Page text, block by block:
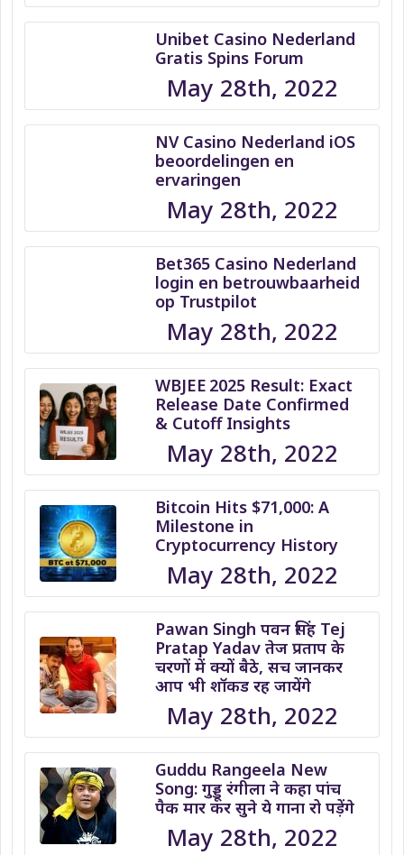
Unibet Casino Nederland
Gratis Spins Forum
May 28th, 2022
NV Casino Nederland iOS
beoordelingen en
ervaringen
May 28th, 2022
Bet365 Casino Nederland
login en betrouwbaarheid
op Trustpilot
May 28th, 2022
WBJEE 2025 Result: Exact
Release Date Confirmed
& Cutoff Insights
May 28th, 2022
Bitcoin Hits $71,000: A
Milestone in
Cryptocurrency History
May 28th, 2022
Pawan Singh पवन सिंह Tej
Pratap Yadav तेज प्रताप के
चरणों में क्यों बैठे, सच जानकर
आप भी शॉकड रह जायेंगे
May 28th, 2022
Guddu Rangeela New
Song: गुड्डू रंगीला ने कहा पांच
पैक मार कर सुने ये गाना रो पड़ेंगे
May 28th, 2022